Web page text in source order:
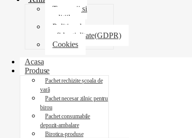
Termenii si
conditiile
Politica de
confidentialitate(GDPR)
Cookies
Acasa
Produse
Pachet rechizite școala de
vară
Pachet necesar zilnic pentru
birou
Pachet consumabile
depozit-ambalare
Birotica-produse